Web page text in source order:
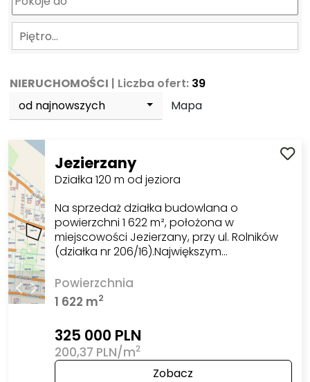
Piętro…
NIERUCHOMOŚCI | Liczba ofert: 39
od najnowszych
Mapa
Jezierzany
Działka 120 m od jeziora
Na sprzedaż działka budowlana o
powierzchni 1 622 m², położona w
miejscowości Jezierzany, przy ul. Rolników
(działka nr 206/16).Największym…
Powierzchnia
1 622 m2
325 000 PLN
200,37 PLN/m2
Zobacz